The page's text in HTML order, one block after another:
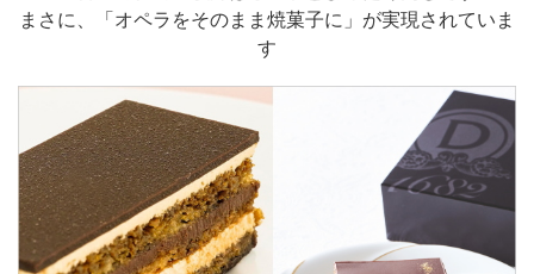
まさに、「オペラをそのまま焼菓子に」が実現されていま
す